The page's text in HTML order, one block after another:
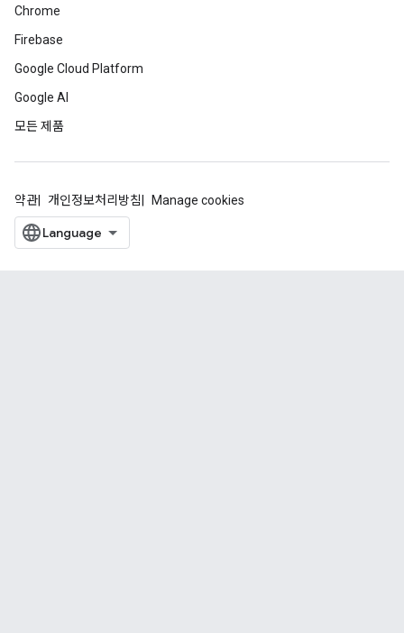
Chrome
Firebase
Google Cloud Platform
Google AI
모든 제품
약관 개인정보처리방침 Manage cookies